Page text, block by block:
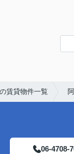
賃貸物件一覧
06-4708-